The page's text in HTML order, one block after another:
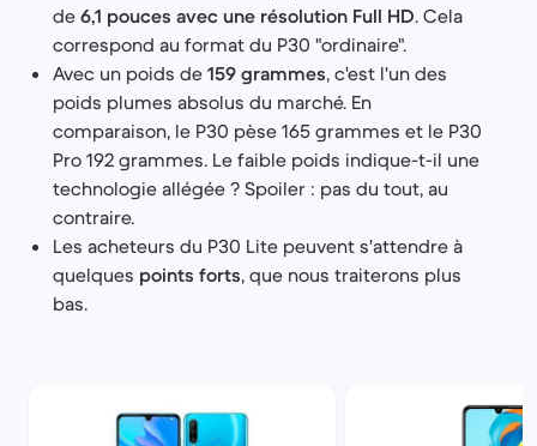
de 6,1 pouces avec une résolution Full HD. Cela
correspond au format du P30 "ordinaire".
Avec un poids de 159 grammes, c'est l'un des
poids plumes absolus du marché. En
comparaison, le P30 pèse 165 grammes et le P30
Pro 192 grammes. Le faible poids indique-t-il une
technologie allégée ? Spoiler : pas du tout, au
contraire.
Les acheteurs du P30 Lite peuvent s'attendre à
quelques points forts, que nous traiterons plus
bas.